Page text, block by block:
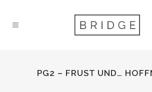
PG2 – FRUST UND…